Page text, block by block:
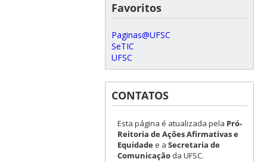
Favoritos
Paginas@UFSC
SeTIC
UFSC
CONTATOS
Esta página é atualizada pela Pró-
Reitoria de Ações Afirmativas e
Equidadee a Secretaria de
Comunicaçãoda UFSC.